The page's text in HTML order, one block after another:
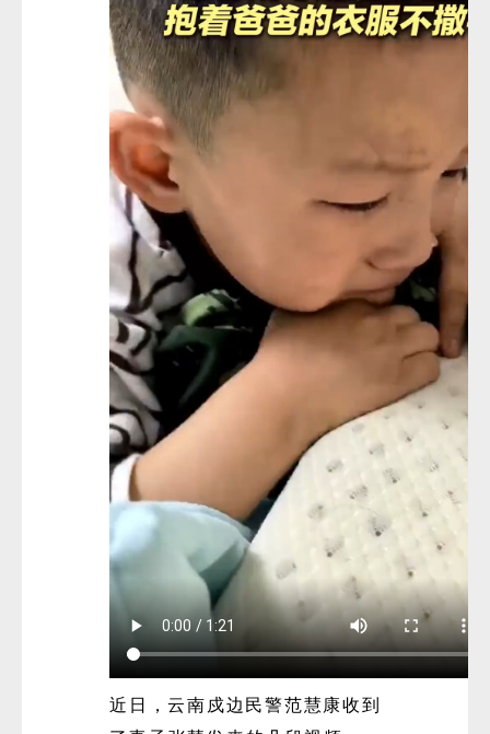
近日，云南戍边民警范慧康收到